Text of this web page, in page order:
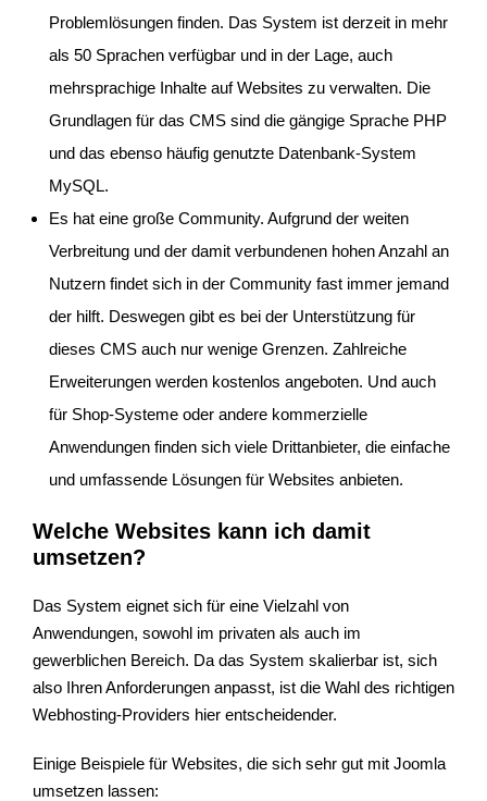
Problemlösungen finden. Das System ist derzeit in mehr
als 50 Sprachen verfügbar und in der Lage, auch
mehrsprachige Inhalte auf Websites zu verwalten. Die
Grundlagen für das CMS sind die gängige Sprache PHP
und das ebenso häufig genutzte Datenbank-System
MySQL.
Es hat eine große Community. Aufgrund der weiten
Verbreitung und der damit verbundenen hohen Anzahl an
Nutzern findet sich in der Community fast immer jemand
der hilft. Deswegen gibt es bei der Unterstützung für
dieses CMS auch nur wenige Grenzen. Zahlreiche
Erweiterungen werden kostenlos angeboten. Und auch
für Shop-Systeme oder andere kommerzielle
Anwendungen finden sich viele Drittanbieter, die einfache
und umfassende Lösungen für Websites anbieten.
Welche Websites kann ich damit
umsetzen?
Das System eignet sich für eine Vielzahl von
Anwendungen, sowohl im privaten als auch im
gewerblichen Bereich. Da das System skalierbar ist, sich
also Ihren Anforderungen anpasst, ist die Wahl des richtigen
Webhosting-Providers hier entscheidender.
Einige Beispiele für Websites, die sich sehr gut mit Joomla
umsetzen lassen: